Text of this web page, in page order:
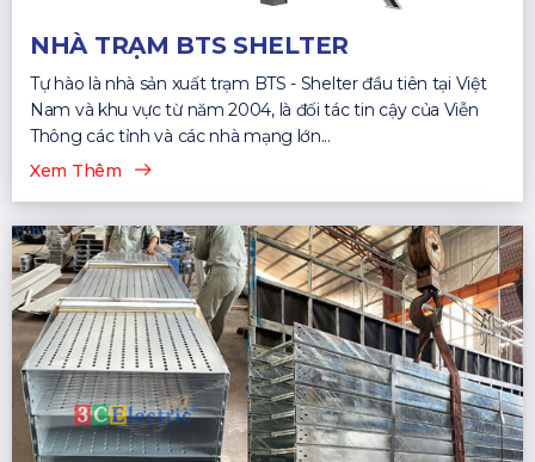
NHÀ TRẠM BTS SHELTER
Tự hào là nhà sản xuất trạm BTS - Shelter đầu tiên tại Việt
Nam và khu vực từ năm 2004, là đối tác tin cậy của Viễn
Thông các tỉnh và các nhà mạng lớn...
Xem Thêm